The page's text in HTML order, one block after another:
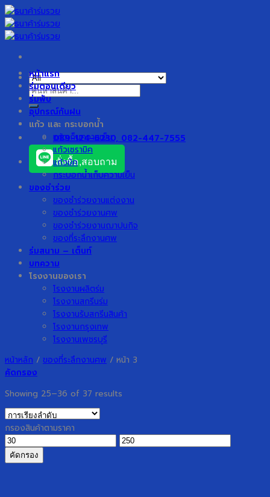
Skip
to
content
ค้นหา:
089-124-6230, 082-447-7555
สั่งซื้อ,สอบถาม
หน้าแรก
ร่มตอนเดียว
ร่มพับ
อุปกรณ์กันฝน
แก้ว และ กระบอกน้ำ
แก้วเก็บความเย็น
แก้วเซรามิค
แก้วมัค
กระบอกน้ำเก็บความเย็น
ของชำร่วย
ของชำร่วยงานแต่งงาน
ของชำร่วยงานศพ
ของชำร่วยงานฌาปนกิจ
ของที่ระลึกงานศพ
ร่มสนาม – เต็นท์
บทความ
โรงงานของเรา
โรงงานผลิตร่ม
โรงงานสกรีนร่ม
โรงงานรับสกรีนสินค้า
โรงงานกรุงเทพ
โรงงานเพชรบุรี
หน้าหลัก / ของที่ระลึกงานศพ / หน้า 3
คัดกรอง
Showing 25–36 of 37 results
กรองสินค้าตามราคา
ราคา
ต่ำ
สุด
ราคา
คัดกรอง